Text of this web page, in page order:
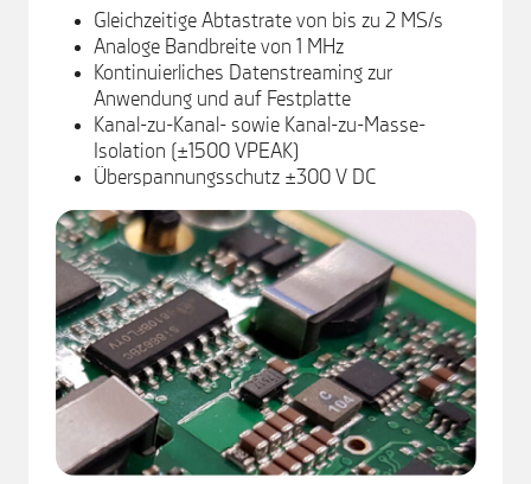
Gleichzeitige Abtastrate von bis zu 2 MS/s
Analoge Bandbreite von 1 MHz
Kontinuierliches Datenstreaming zur
Anwendung und auf Festplatte
Kanal-zu-Kanal- sowie Kanal-zu-Masse-
Isolation (±1500 VPEAK)
Überspannungsschutz ±300 V DC